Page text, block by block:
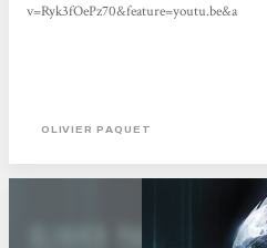
v=Ryk3fOePz70&feature=youtu.be&a
OLIVIER PAQUET